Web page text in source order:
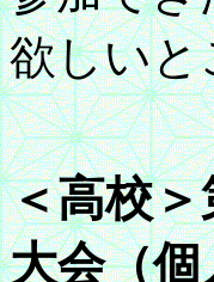
欲しいと
＜高校＞
大会（個